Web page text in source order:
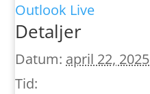
Outlook Live
Detaljer
Datum: april 22, 2025
Tid: